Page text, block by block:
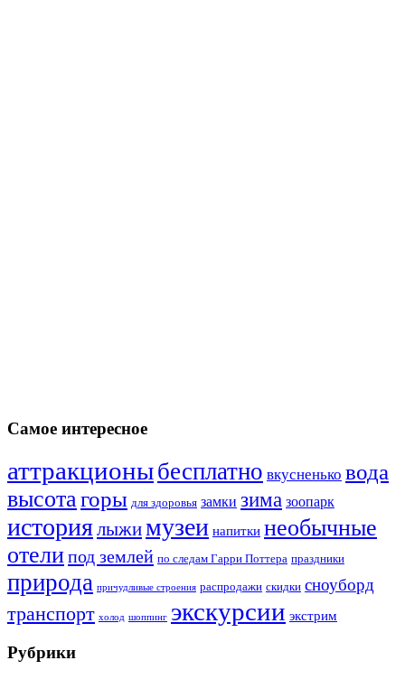
Самое интересное
аттракционыбесплатно вкусненько вода
высота горы для здоровья замки зима зоопарк
историялыжимузеи напитки необычные
отелипод землей по следам Гарри Поттера праздники
природа причудливые строения распродажи скидки сноуборд
транспорт холод шоппинг экскурсии экстрим
Рубрики